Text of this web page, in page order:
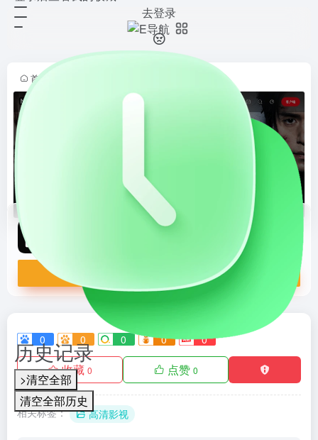
去登录
历史记录
>清空全部
清空全部历史
首页
NetflixGC（奈飞工厂）
0 0 0 0 0
收藏 0 点赞 0
相关标签： 高清影视
免费的流媒体平台，提供丰富的
Netflix影视资源，包括电影、电视